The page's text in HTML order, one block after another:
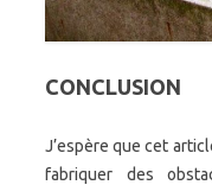
CONCLUSION
J’espère que cet
fabriquer des